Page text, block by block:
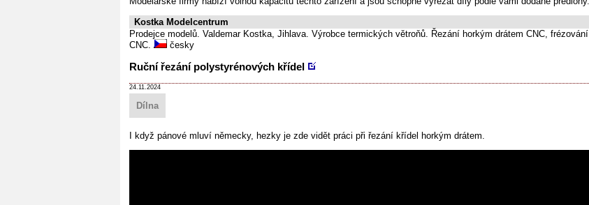
Kostka Modelcentrum
Prodejce modelů. Valdemar Kostka, Jihlava. Výrobce termických větroňů. Řezání horkým drátem CNC, frézování
CNC.
česky
Ruční řezání polystyrénových křídel
24.11.2024
Dílna
I když pánové mluví německy, hezky je zde vidět práci při řezání křídel horkým drátem.